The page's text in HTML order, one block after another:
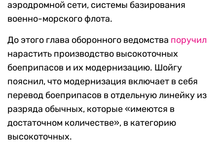
аэродромной сети, системы базирования
военно-морского флота.
До этого глава оборонного ведомства поручил
нарастить производство высокоточных
боеприпасов и их модернизацию. Шойгу
пояснил, что модернизация включает в себя
перевод боеприпасов в отдельную линейку из
разряда обычных, которые «имеются в
достаточном количестве», в категорию
высокоточных.